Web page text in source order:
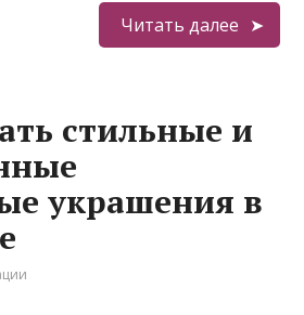
Читать далее
стильные и
украшения в